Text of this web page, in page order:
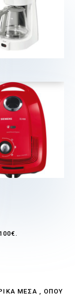
ΜΕΣΑ , ΟΠΟΥ